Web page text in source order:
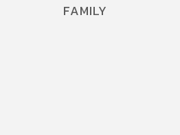
FAMILY